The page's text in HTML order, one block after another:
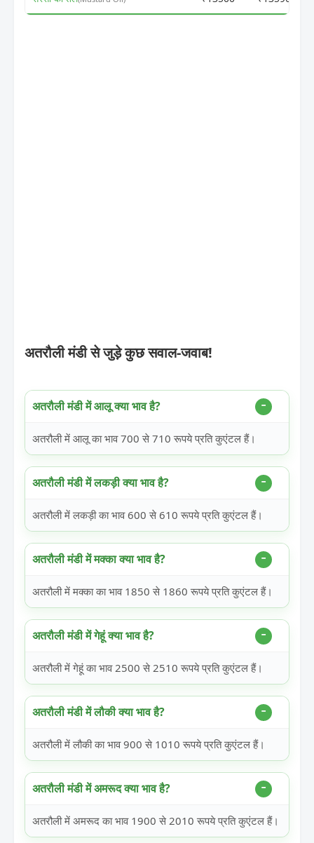
अतरौली मंडी से जुड़े कुछ सवाल-जवाब!
अतरौली मंडी में आलू क्या भाव है?
अतरौली में आलू का भाव 700 से 710 रूपये प्रति कुएंटल हैं।
अतरौली मंडी में लकड़ी क्या भाव है?
अतरौली में लकड़ी का भाव 600 से 610 रूपये प्रति कुएंटल हैं।
अतरौली मंडी में मक्का क्या भाव है?
अतरौली में मक्का का भाव 1850 से 1860 रूपये प्रति कुएंटल हैं।
अतरौली मंडी में गेहूं क्या भाव है?
अतरौली में गेहूं का भाव 2500 से 2510 रूपये प्रति कुएंटल हैं।
अतरौली मंडी में लौकी क्या भाव है?
अतरौली में लौकी का भाव 900 से 1010 रूपये प्रति कुएंटल हैं।
अतरौली मंडी में अमरूद क्या भाव है?
अतरौली में अमरूद का भाव 1900 से 2010 रूपये प्रति कुएंटल हैं।